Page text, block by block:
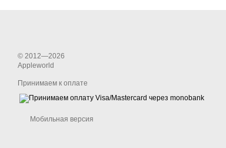
© 2012—2026
Appleworld
Принимаем к оплате
Мобильная версия